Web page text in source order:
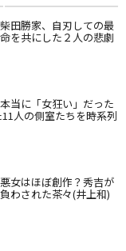
田勝家、自刃しての最
を共にした２人の悲劇
当に「女狂い」だった
人の側室たちを時系列
女はほぼ創作？秀吉が
わされた茶々(井上和)